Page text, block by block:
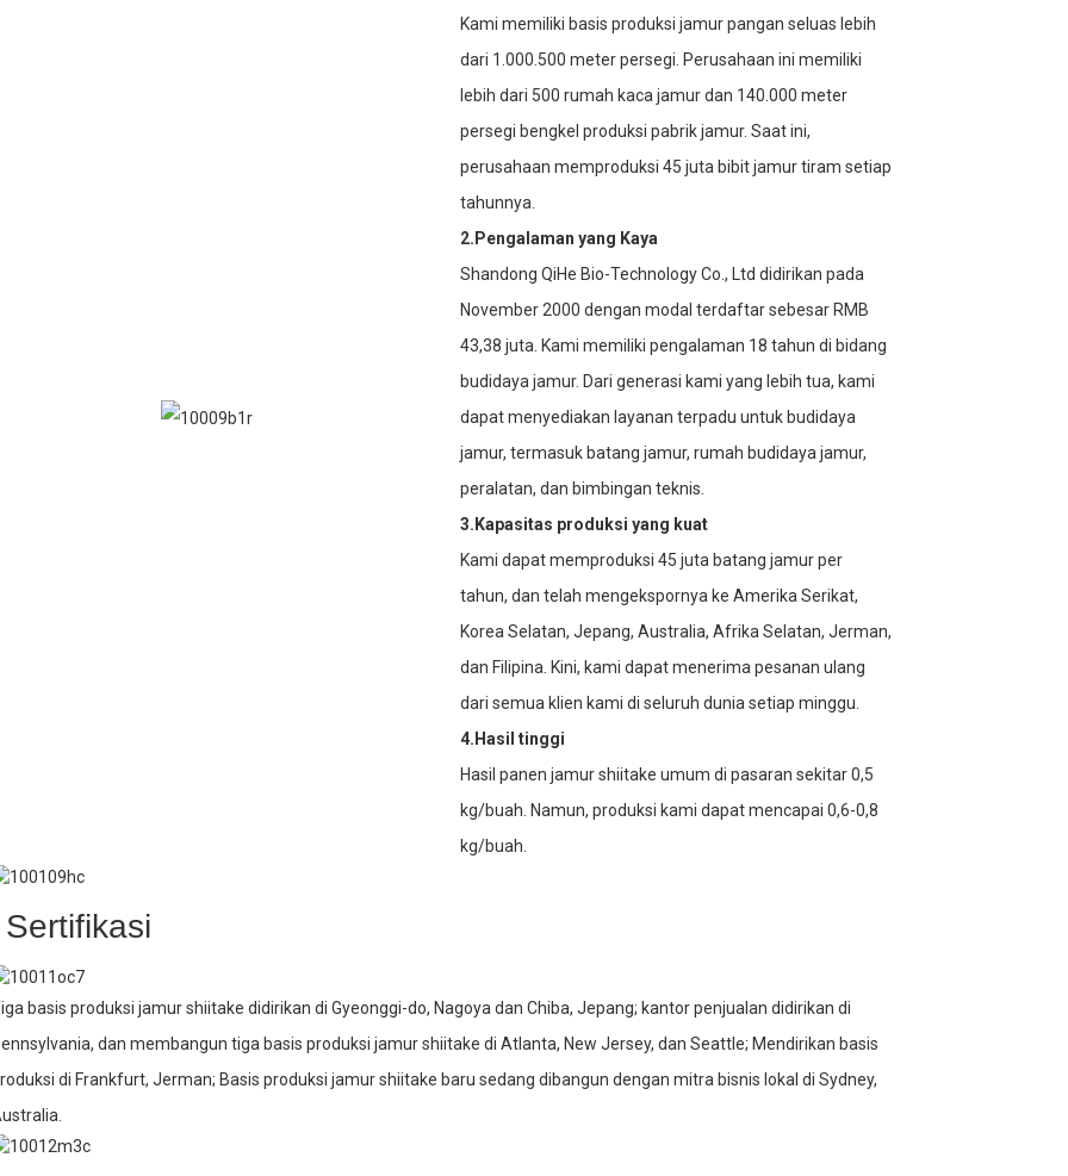
Kami memiliki basis produksi jamur pangan seluas lebih
dari 1.000.500 meter persegi. Perusahaan ini memiliki
lebih dari 500 rumah kaca jamur dan 140.000 meter
persegi bengkel produksi pabrik jamur. Saat ini,
perusahaan memproduksi 45 juta bibit jamur tiram setiap
tahunnya.
2.Pengalaman yang Kaya
Shandong QiHe Bio-Technology Co., Ltd didirikan pada
November 2000 dengan modal terdaftar sebesar RMB
43,38 juta. Kami memiliki pengalaman 18 tahun di bidang
budidaya jamur. Dari generasi kami yang lebih tua, kami
dapat menyediakan layanan terpadu untuk budidaya
jamur, termasuk batang jamur, rumah budidaya jamur,
peralatan, dan bimbingan teknis.
3.Kapasitas produksi yang kuat
Kami dapat memproduksi 45 juta batang jamur per
tahun, dan telah mengekspornya ke Amerika Serikat,
Korea Selatan, Jepang, Australia, Afrika Selatan, Jerman,
dan Filipina. Kini, kami dapat menerima pesanan ulang
dari semua klien kami di seluruh dunia setiap minggu.
4.Hasil tinggi
Hasil panen jamur shiitake umum di pasaran sekitar 0,5
kg/buah. Namun, produksi kami dapat mencapai 0,6-0,8
kg/buah.
Sertifikasi
basis produksi jamur shiitake didirikan di Gyeonggi-do, Nagoya dan Chiba, Jepang; kantor penjualan didirikan di
dan membangun tiga basis produksi jamur shiitake di Atlanta, New Jersey, dan Seattle; Mendirikan basis
di Frankfurt, Jerman; Basis produksi jamur shiitake baru sedang dibangun dengan mitra bisnis lokal di Sydney,